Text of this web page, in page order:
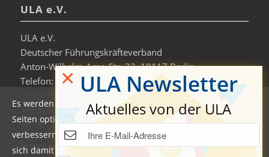
ULA e.V.
ULA e.V.
Deutscher Führungskräfteverband
Anton-Wilhelm-Amo-Str. 33, 10117 Berlin
Telefon: +49 30-306963-0
Amtsgericht Charlottenburg
VR 36138 B
Impressum
Es werden auf dieser Website Cookies verwendet, um die
Seiten optimiert darzustellen und das Nutzererlebnis zu
verbessern. Durch die Nutzung unserer Seiten erklären Sie
sich damit einverstanden. Weitere Informationen und
ULA Newsletter
Aktuelles von der ULA
×